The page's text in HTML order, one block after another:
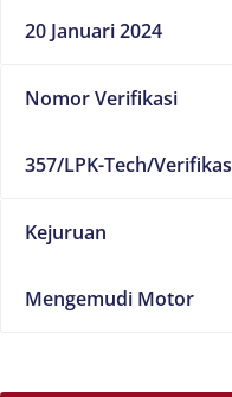
20 Januari 2024
Nomor Verifikasi
357/LPK-Tech/
Kejuruan
Mengemudi Motor